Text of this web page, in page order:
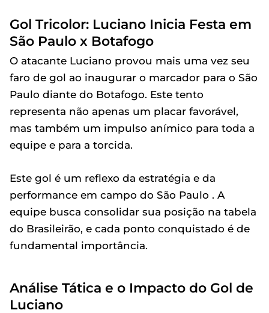
Gol Tricolor: Luciano Inicia Festa em
São Paulo x Botafogo
O atacante Luciano provou mais uma vez seu
faro de gol ao inaugurar o marcador para o São
Paulo diante do Botafogo. Este tento
representa não apenas um placar favorável,
mas também um impulso anímico para toda a
equipe e para a torcida.
Este gol é um reflexo da estratégia e da
performance em campo do São Paulo . A
equipe busca consolidar sua posição na tabela
do Brasileirão, e cada ponto conquistado é de
fundamental importância.
Análise Tática e o Impacto do Gol de
Luciano